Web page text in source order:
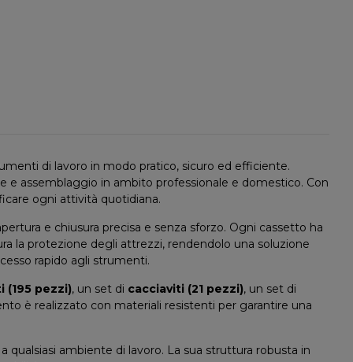
di lavoro in modo pratico, sicuro ed efficiente.
e assemblaggio in ambito professionale e domestico. Con
ogni attività quotidiana.
e chiusura precisa e senza sforzo. Ogni cassetto ha
la protezione degli attrezzi, rendendolo una soluzione
rapido agli strumenti.
(195 pezzi), un set di cacciaviti (21 pezzi), un set di
è realizzato con materiali resistenti per garantire una
qualsiasi ambiente di lavoro. La sua struttura robusta in